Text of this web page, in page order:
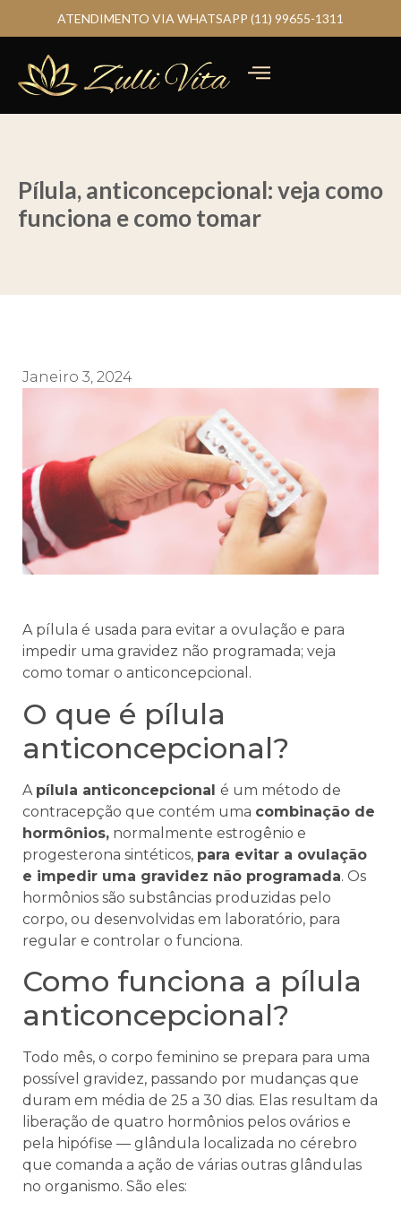
ATENDIMENTO VIA WHATSAPP (11) 99655-1311
Pílula, anticoncepcional: veja como
funciona e como tomar
Janeiro 3, 2024
A pílula é usada para evitar a ovulação e para
impedir uma gravidez não programada; veja
como tomar o anticoncepcional.
O que é pílula
anticoncepcional?
A pílula anticoncepcional é um método de
contracepção que contém uma combinação de
hormônios, normalmente estrogênio e
progesterona sintéticos, para evitar a ovulação
e impedir uma gravidez não programada. Os
hormônios são substâncias produzidas pelo
corpo, ou desenvolvidas em laboratório, para
regular e controlar o funciona.
Como funciona a pílula
anticoncepcional?
Todo mês, o corpo feminino se prepara para uma
possível gravidez, passando por mudanças que
duram em média de 25 a 30 dias. Elas resultam da
liberação de quatro hormônios pelos ovários e
pela hipófise — glândula localizada no cérebro
que comanda a ação de várias outras glândulas
no organismo. São eles: